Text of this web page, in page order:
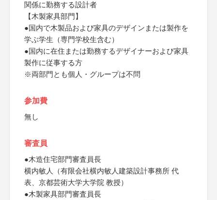
関係に勤務する設計者
【木製家具部門】
●国内で木製品および家具のデザインまたは製作を
学ぶ学生（専門学校生含む）
●国内に在住または勤務するデザイナーおよび家具
製作に従事する方
※両部門とも個人・グループは不問
参加費
無し
審査員
●木造住宅部門審査員長
横内敏人（有限会社横内敏人建築設計事務所 代
表、京都芸術大学大学院 教授）
●木製家具部門審査員長